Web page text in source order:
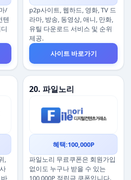
/
텐
p2p사이트, 웹하드, 영화, TV 드
라마, 방송, 동영상, 애니, 만화,
유틸 다운로드 서비스 및 순위
제공.
사이트 바로가기
,
20. 파일노리
혜택:100,000P
파일노리 무료쿠폰은 회원가입
없이도 누구나 받을 수 있는
100,000P 적립금 쿠폰입니다.